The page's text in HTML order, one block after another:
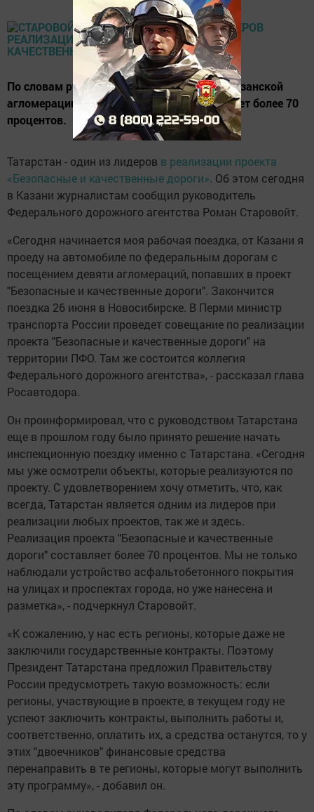
По словам руководителя Росавтодора, в Казанской
агломерации реализация проекта составляет более 70
процентов.
Татарстан - один из лидеров в реализации проекта
«Безопасные и качественные дороги». Об этом сегодня
в Казани журналистам сообщил руководитель
Федерального дорожного агентства Роман Старовойт.
«Сегодня начинается моя рабочая поездка, от Казани я
проеду на автомобиле по федеральным дорогам с
посещением девяти агломераций, попавших в проект
"Безопасные и качественные дороги". Закончится
поездка 26 июня в Новосибирске. В Перми министр
транспорта России проведет совещание по реализации
проекта "Безопасные и качественные дороги" на
территории ПФО. Там же состоится коллегия
Федерального дорожного агентства», - рассказал глава
Росавтодора.
Он проинформировал, что с руководством Татарстана
еще в прошлом году было принято решение начать
инспекционную поездку именно с Татарстана. «Сегодня
мы уже осмотрели объекты, которые реализуются по
проекту. С удовлетворением хочу отметить, что, как
всегда, Татарстан является одним из лидеров при
реализации любых проектов, так же и здесь.
Реализация проекта "Безопасные и качественные
дороги" составляет более 70 процентов. Мы не только
наблюдали устройство асфальтобетонного покрытия
на улицах и проспектах города, но уже нанесена и
разметка», - подчеркнул Старовойт.
«К сожалению, у нас есть регионы, которые даже не
заключили государственные контракты. Поэтому
Президент Татарстана предложил Правительству
России предусмотреть такую возможность: если
регионы, участвующие в проекте, в текущем году не
успеют заключить контракты, выполнить работы и,
соответственно, оплатить их, а средства останутся, то у
этих "двоечников" финансовые средства
перенаправить в те регионы, которые могут выполнить
эту программу», - добавил он.